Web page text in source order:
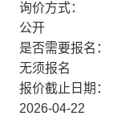
询价方式：
公开
是否需要报名：
无须报名
报价截止日期：
2026-04-22